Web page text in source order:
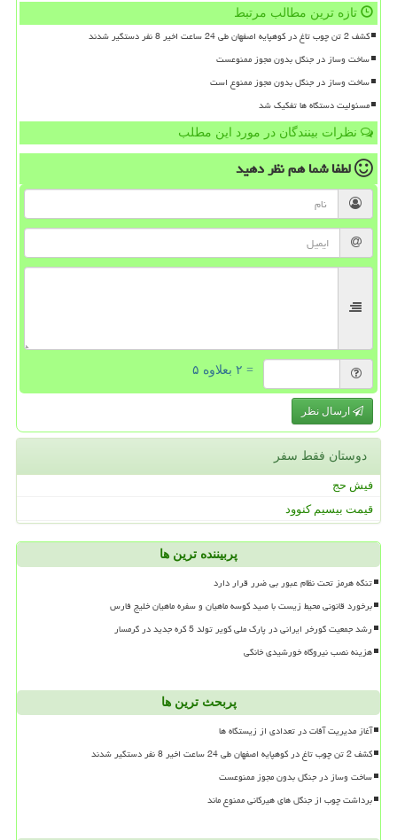
تازه ترین مطالب مرتبط
کشف 2 تن چوب تاغ در کوهپایه اصفهان طی 24 ساعت اخیر 8 نفر دستگیر شدند
ساخت وساز در جنگل بدون مجوز ممنوعست
ساخت وساز در جنگل بدون مجوز ممنوع است
مسئولیت دستگاه ها تفکیک شد
نظرات بینندگان در مورد این مطلب
لطفا شما همنظر دهید
= ۲ بعلاوه ۵
ارسال نظر
دوستان فقط سفر
فیش حج
قیمت بیسیم کنوود
پربیننده ترین ها
تنگه هرمز تحت نظام عبور بی ضرر قرار دارد
برخورد قانونی محیط زیست با صید کوسه ماهیان و سفره ماهیان خلیج فارس
رشد جمعیت گورخر ایرانی در پارک ملی کویر تولد 5 کره جدید در گرمسار
هزینه نصب نیروگاه خورشیدی خانگی
پربحث ترین ها
آغاز مدیریت آفات در تعدادی از زیستگاه ها
کشف 2 تن چوب تاغ در کوهپایه اصفهان طی 24 ساعت اخیر 8 نفر دستگیر شدند
ساخت وساز در جنگل بدون مجوز ممنوعست
برداشت چوب از جنگل های هیرکانی ممنوع ماند